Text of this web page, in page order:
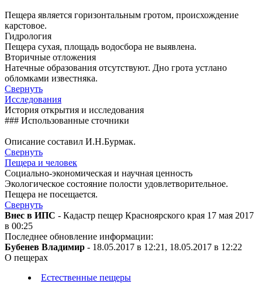
Пещера является горизонтальным гротом, происхождение
карстовое.
Гидрология
Пещера сухая, площадь водосбора не выявлена.
Вторичные отложения
Натечные образования отсутствуют. Дно грота устлано
обломками известняка.
Свернуть
Исследования
История открытия и исследования
### Использованные сточники
Описание составил И.Н.Бурмак.
Свернуть
Пещера и человек
Социально-экономическая и научная ценность
Экологическое состояние полости удовлетворительное.
Пещера не посещается.
Свернуть
Внес в ИПС - Кадастр пещер Красноярского края 17 мая 2017
в 00:25
Последнее обновление информации:
Бубенев Владимир - 18.05.2017 в 12:21, 18.05.2017 в 12:22
О пещерах
Естественные пещеры